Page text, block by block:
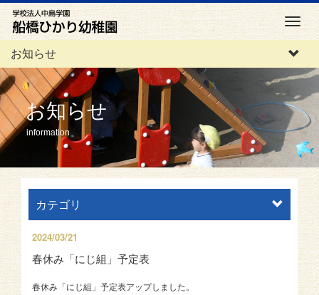
M
e
n
u
お知らせ
お知らせ
information
カテゴリ
2024/03/21
春休み「にじ組」予定表
春休み「にじ組」予定表アップしました。